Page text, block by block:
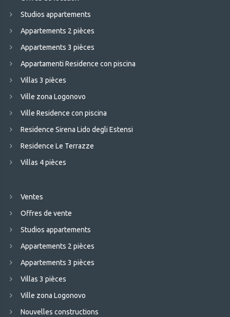
Studios appartements
Appartements 2 pièces
Appartements 3 pièces
Appartamenti Residence con piscina
Villas 3 pièces
Ville zona Logonovo
Ville Residence con piscina
Residence Sirena Lido degli Estensi
Residence Le Terrazze
Villas 4 pièces
Ventes
Offres de vente
Studios appartements
Appartements 2 pièces
Appartements 3 pièces
Villas 3 pièces
Ville zona Logonovo
Nouvelles constructions